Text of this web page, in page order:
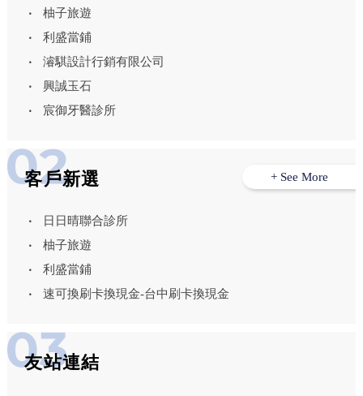
柚子旅遊
利盛當鋪
濬騏設計行銷有限公司
興誠玉石
宸御牙醫診所
客戶新選
日日晴聯合診所
柚子旅遊
利盛當鋪
速可換刷卡換現金-台中刷卡換現金
+ See More
友站連結